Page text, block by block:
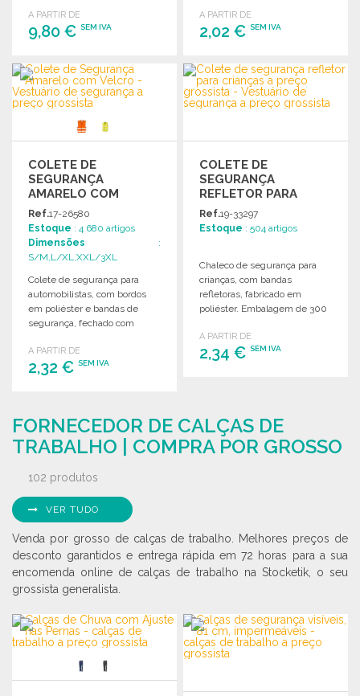
A PARTIR DE
9,80 € SEM IVA
ENCOMENDAR
Solicitar um orçamento
A PARTIR DE
2,02 €SEM IVA
ENCOMENDAR
Solicitar um orçamento
COLETE DE
SEGURANÇA
AMARELO COM
VELCRO
Ref.17-26580
Estoque : 4 680 artigos
Dimensões :
S/M,L/XL,XXL/3XL
Colete de segurança para
automobilistas, com bordos
em poliéster e bandas de
segurança, fechado com
EN ISO20471.
A PARTIR DE
2,32 € SEM IVA
Solicitar um orçamento
COLETE DE
SEGURANÇA
REFLETOR PARA
CRIANÇAS
Ref.19-33297
Estoque : 504 artigos
Chaleco de segurança para
crianças, com bandas
refletoras, fabricado em
poliéster. Embalagem de 300
44x33x54cm.
A PARTIR DE
2,34 €SEM IVA
FORNECEDOR DE CALÇAS DE
TRABALHO | COMPRA POR GROSSO
102 produtos
VER TUDO
Venda por grosso de calças de trabalho. Melhores preços de
desconto garantidos e entrega rápida em 72 horas para a sua
encomenda online de calças de trabalho na Stocketik, o seu
grossista generalista.